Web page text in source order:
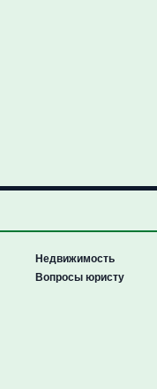
Недвижимость
Вопросы юристу